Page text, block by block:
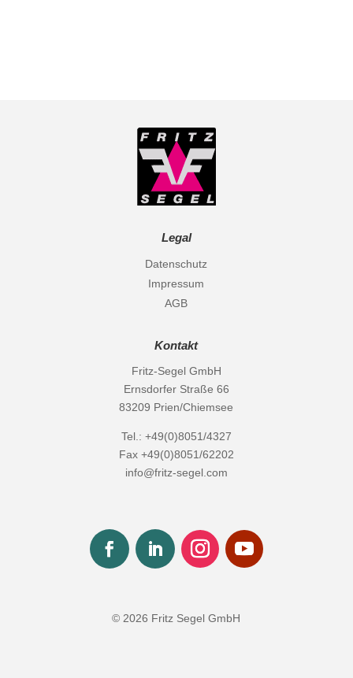
Legal
Datenschutz
Impressum
AGB
Kontakt
Fritz-Segel GmbH
Ernsdorfer Straße 66
83209 Prien/Chiemsee
Tel.: +49(0)8051/4327
Fax +49(0)8051/62202
info@fritz-segel.com
© 2026 Fritz Segel GmbH